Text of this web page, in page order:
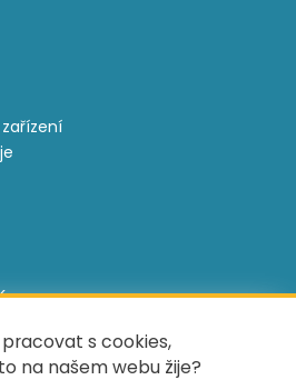
s cookies,
na našem webu žije?